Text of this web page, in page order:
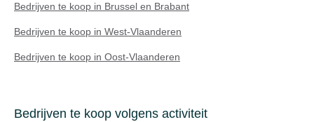
Bedrijven te koop in Brussel en Brabant
Bedrijven te koop in West-Vlaanderen
Bedrijven te koop in Oost-Vlaanderen
Bedrijven te koop volgens activiteit